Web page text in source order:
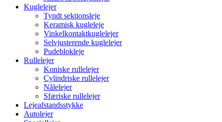
Kuglelejer
Tyndt sektionsleje
Keramisk kugleleje
Vinkelkontaktkuglelejer
Selvjusterende kuglelejer
Pudeblokleje
Rullelejer
Koniske rullelejer
Cylindriske rullelejer
Nålelejer
Sfæriske rullelejer
Lejeafstandsstykke
Autolejer